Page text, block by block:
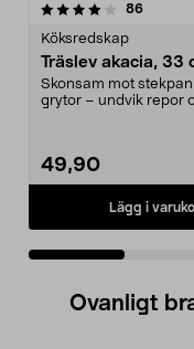
86
Köksredskap
Träslev akacia, 33
Skonsam mot
grytor – undvik repor
49,90
Lägg i
4.5 av 5 stjärnor
Ovanligt